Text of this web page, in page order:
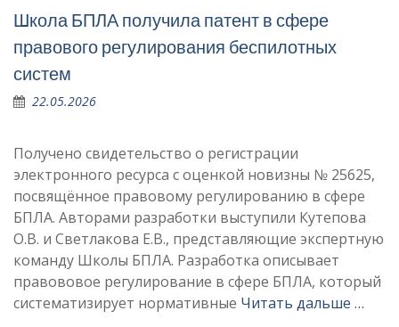
Школа БПЛА получила патент в сфере
правового регулирования беспилотных
систем
22.05.2026
Получено свидетельство о регистрации
электронного ресурса с оценкой новизны № 25625,
посвящённое правовому регулированию в сфере
БПЛА. Авторами разработки выступили Кутепова
О.В. и Светлакова Е.В., представляющие экспертную
команду Школы БПЛА. Разработка описывает
правововое регулирование в сфере БПЛА, который
систематизирует нормативные Читать дальше …